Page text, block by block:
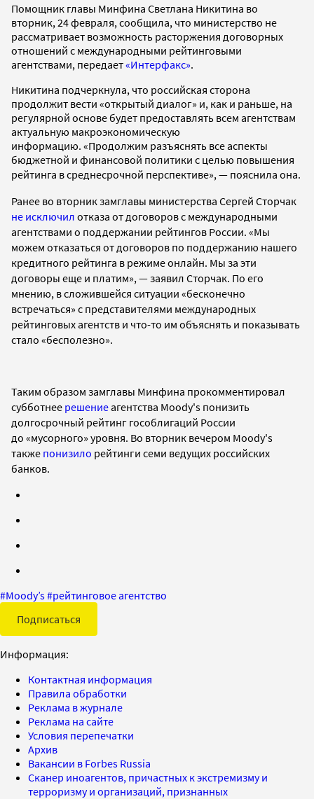
Помощник главы Минфина Светлана Никитина во
вторник, 24 февраля, сообщила, что министерство не
рассматривает возможность расторжения договорных
отношений с международными рейтинговыми
агентствами, передает«Интерфакс».
Никитина подчеркнула, что российская сторона
продолжит вести «открытый диалог» и, как и раньше, на
регулярной основе будет предоставлять всем агентствам
актуальную макроэкономическую
информацию. «Продолжим разъяснять все аспекты
бюджетной и финансовой политики с целью повышения
рейтинга в среднесрочной перспективе», — пояснила она.
Ранее во вторник замглавы министерства Сергей Сторчак
не исключил отказа от договоров с международными
агентствами о поддержании рейтингов России. «Мы
можем отказаться от договоров по поддержанию нашего
кредитного рейтинга в режиме онлайн. Мы за эти
договоры еще и платим», — заявил Сторчак. По его
мнению, в сложившейся ситуации «бесконечно
встречаться» с представителями международных
рейтинговых агентств и что-то им объяснять и показывать
стало «бесполезно».
Таким образом замглавы Минфина прокомментировал
субботнее решениеагентства Moody's понизить
долгосрочный рейтинг гособлигаций России
до «мусорного» уровня. Во вторник вечером Moody's
также понизило рейтинги семи ведущих российских
банков.
#Moody’s#рейтинговое агентство
Подписаться
Информация:
Контактная информация
Правила обработки
Реклама в журнале
Реклама на сайте
Условия перепечатки
Архив
Вакансии в Forbes Russia
Сканер иноагентов, причастных к экстремизму и
терроризму и организаций, признанных